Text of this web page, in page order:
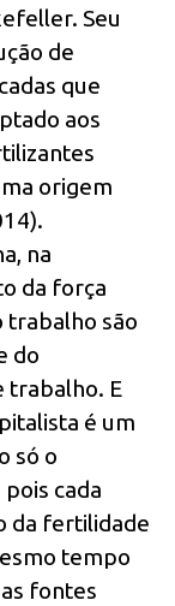
Seu
de
que
aos
origem
na
da força
trabalho são
do
trabalho. E
é um
só o
cada
da fertilidade
tempo
fontes